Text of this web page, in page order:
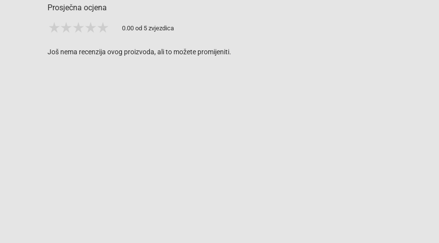
Prosječna ocjena
0.00 od 5 zvjezdica
Još nema recenzija ovog proizvoda, ali to možete promijeniti.